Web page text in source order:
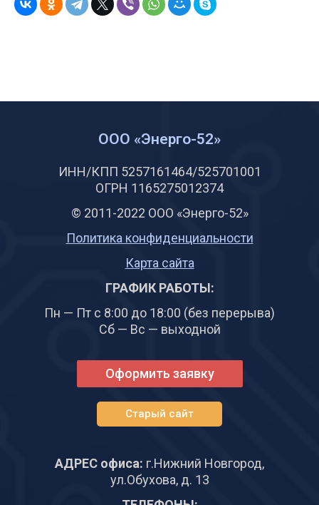
ООО «Энерго-52»
ИНН/КПП 5257161464/525701001
ОГРН 1165275012374
© 2011-2022 ООО «Энерго-52»
Политика конфиденциальности
Карта сайта
ГРАФИК РАБОТЫ:
Пн — Пт с 8:00 до 18:00 (без перерыва)
Сб — Вс — выходной
Оформить заявку
Старый сайт
АДРЕС офиса: г.Нижний Новгород,
ул.Обухова, д. 13